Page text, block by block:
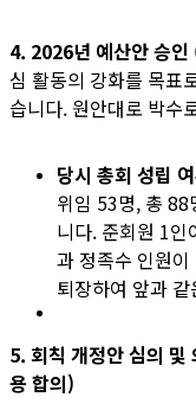
4. 2026년 예산안 승인
심 활동의 강화를 목표
습니다. 원안대로 박수
당시 총회 성립
위임 53명, 총 88
니다. 준회원 1인
과 정족수 인원
퇴장하여 앞과
5. 회칙 개정안 심의
용 합의)